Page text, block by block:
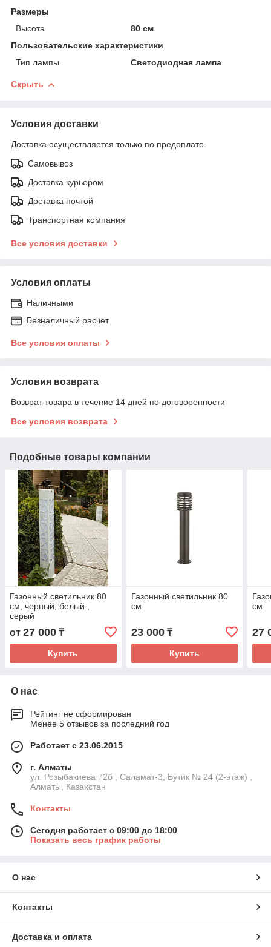
Размеры
Высота
80 см
Пользовательские характеристики
Тип лампы
Светодиодная лампа
Скрыть
Условия доставки
Доставка осуществляется только по предоплате.
Самовывоз
Доставка курьером
Доставка почтой
Транспортная компания
Все условия доставки
Условия оплаты
Наличными
Безналичный расчет
Все условия оплаты
Условия возврата
Возврат товара в течение 14 дней по договоренности
Все условия возврата
Подобные товары компании
Газонный светильник 80
cм, черный, белый ,
серый
от 27 000 ₸
Купить
Газонный светильник 80
cм
23 000₸
Купить
cм
27
О нас
Рейтинг не сформирован
Менее 5 отзывов за последний год
Работает с 23.06.2015
г. Алматы
ул. Розыбакиева 72б , Саламат-3, Бутик № 24 (2-этаж) ,
Алматы, Казахстан
Контакты
Сегодня работает с 09:00 до 18:00
Показать весь график работы
О нас
Контакты
Доставка и оплата